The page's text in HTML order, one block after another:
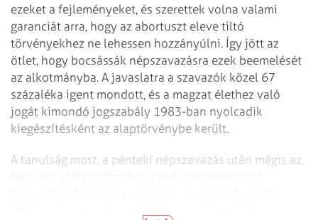
ezeket a fejleményeket, és szerettek volna valami
garanciát arra, hogy az abortuszt eleve tiltó
törvényekhez ne lehessen hozzányúlni. Így jött az
ötlet, hogy bocsássák népszavazásra ezek beemelését
az alkotmányba. A javaslatra a szavazók közel 67
százaléka igent mondott, és a magzat élethez való
jogát kimondó jogszabály 1983-ban nyolcadik
kiegészítésként az alaptörvénybe került.
A tanulság most, a pénteki népszavazás után mégis az,